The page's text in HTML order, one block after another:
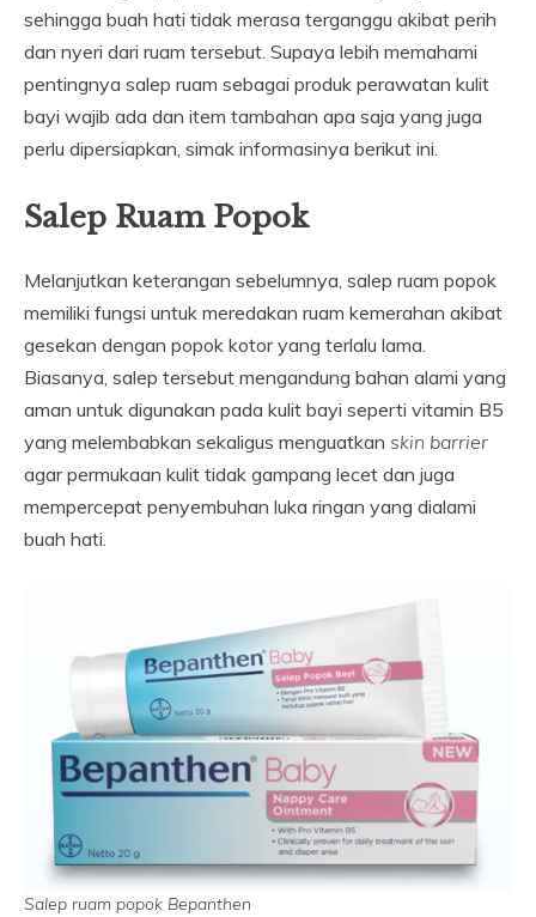
sehingga buah hati tidak merasa terganggu akibat perih
dan nyeri dari ruam tersebut. Supaya lebih memahami
pentingnya salep ruam sebagai produk perawatan kulit
bayi wajib ada dan item tambahan apa saja yang juga
perlu dipersiapkan, simak informasinya berikut ini.
Salep Ruam Popok
Melanjutkan keterangan sebelumnya, salep ruam popok
memiliki fungsi untuk meredakan ruam kemerahan akibat
gesekan dengan popok kotor yang terlalu lama.
Biasanya, salep tersebut mengandung bahan alami yang
aman untuk digunakan pada kulit bayi seperti vitamin B5
yang melembabkan sekaligus menguatkan skin barrier
agar permukaan kulit tidak gampang lecet dan juga
mempercepat penyembuhan luka ringan yang dialami
buah hati.
Salep ruam popok Bepanthen